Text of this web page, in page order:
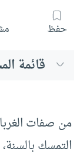
حفظ
قائمة
من صفات
التمسك